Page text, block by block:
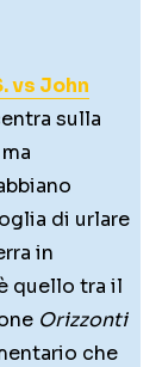
vs John
sulla
di urlare
in
quello tra il
Orizzonti
che